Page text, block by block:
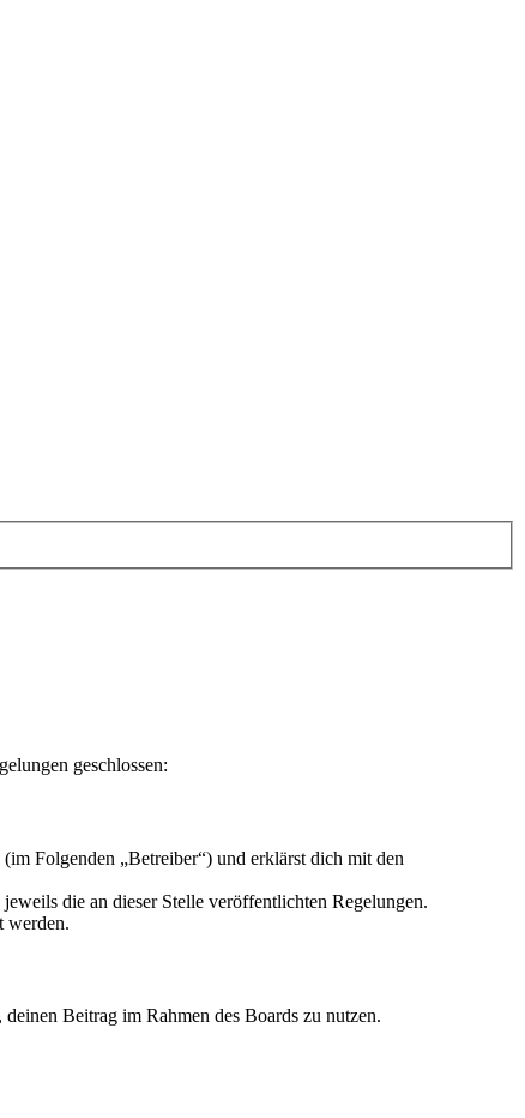
geschlossen:
Folgenden „Betreiber“) und erklärst dich mit den
die an dieser Stelle veröffentlichten Regelungen.
werden.
Beitrag im Rahmen des Boards zu nutzen.